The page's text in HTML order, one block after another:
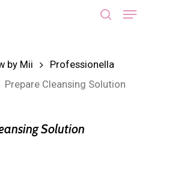
Menu
by Mii
Professionella
Prepare Cleansing Solution
Solution